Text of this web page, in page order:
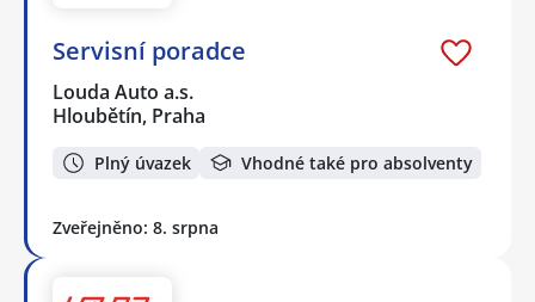
Servisní poradce
Louda Auto a.s.
Hloubětín, Praha
Plný úvazek Vhodné také pro absolventy
Zveřejněno: 8. srpna